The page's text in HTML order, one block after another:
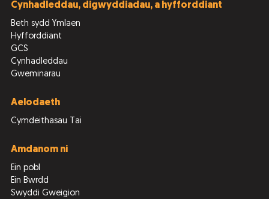
Cynhadleddau, digwyddiadau, a hyfforddiant
Beth sydd Ymlaen
Hyfforddiant
GCS
Cynhadleddau
Gweminarau
Aelodaeth
Cymdeithasau Tai
Amdanom ni
Ein pobl
Ein Bwrdd
Swyddi Gweigion